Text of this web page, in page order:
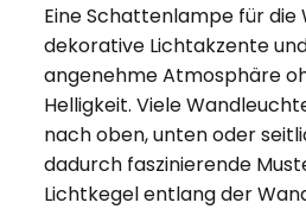
Eine Schattenlampe für die
dekorative Lichtakzente
angenehme Atmosphäre
Helligkeit. Viele
nach oben, unten oder
dadurch faszinierende
Lichtkegel entlang der